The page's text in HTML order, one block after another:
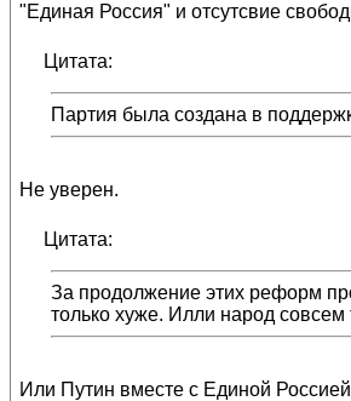
"Единая Россия" и отсутсвие
Цитата:
Партия была создана в
Не уверен.
Цитата:
За продолжение этих реформ
только хуже. Илли народ
Или Путин вместе с Единой